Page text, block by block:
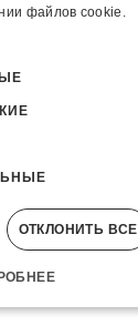
файлов cookie.
ОТКЛОНИТЬ ВСЕ